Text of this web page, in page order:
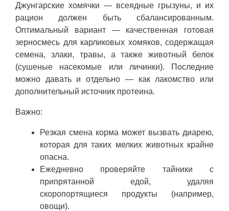
Джунгарские хомячки — всеядные грызуны, и их
рацион должен быть сбалансированным.
Оптимальный вариант — качественная готовая
зерносмесь для карликовых хомяков, содержащая
семена, злаки, травы, а также животный белок
(сушеные насекомые или личинки). Последние
можно давать и отдельно — как лакомство или
дополнительный источник протеина.
Важно:
Резкая смена корма может вызвать диарею,
которая для таких мелких животных крайне
опасна.
Ежедневно проверяйте тайники с
припрятанной едой, удаляя
скоропортящиеся продукты (например,
овощи).